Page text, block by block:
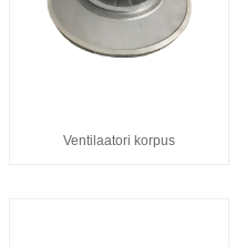
Ventilaatori korpus